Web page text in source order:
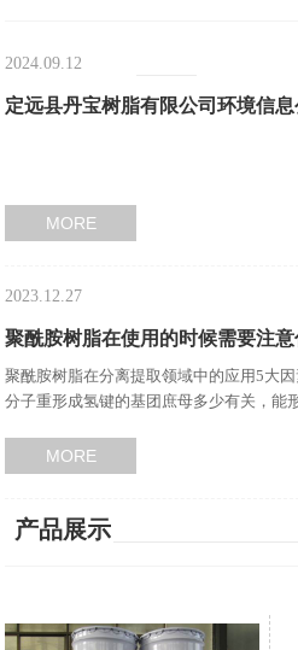
2024.09.12
定远县丹宝树脂有限公司环境信
MORE
2023.12.27
聚酰胺树脂在使用的时候需要注意
聚酰胺树脂在分离提取领域中的应用5大
分子重形成氢键的基团庶母多少有关，能
MORE
产品展示